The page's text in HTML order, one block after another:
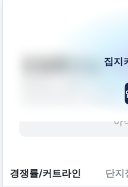
진영휴먼빌아
경상남도 김해시 진영읍
아
경쟁률/커트라인 단지
집지